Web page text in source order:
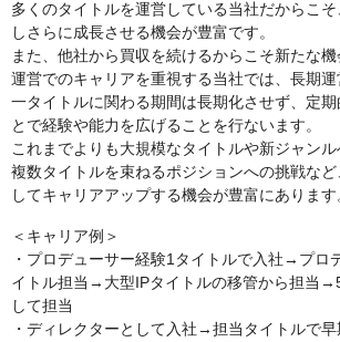
多くのタイトルを運営している当社だからこ
しさらに成長させる機会が豊富です。
また、他社から買収を続けるからこそ新たな機
運営でのキャリアを重視する当社では、長期
一タイトルに関わる期間は長期化させず、定
とで経験や能力を広げることを行ないます。
これまでよりも大規模なタイトルや新ジャンル
複数タイトルを束ねるポジションへの挑戦な
してキャリアアップする機会が豊富にあります
＜キャリア例＞
・プロデューサー経験1タイトルで入社→プロ
イトル担当→大型IPタイトルの移管から担当
して担当
・ディレクターとして入社→担当タイトルで